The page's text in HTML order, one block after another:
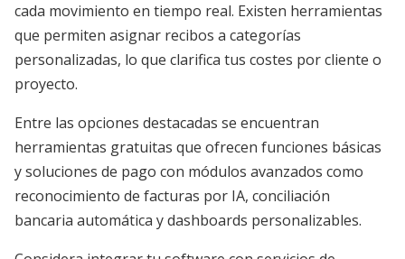
cada movimiento en tiempo real. Existen herramientas
que permiten asignar recibos a categorías
personalizadas, lo que clarifica tus costes por cliente o
proyecto.
Entre las opciones destacadas se encuentran
herramientas gratuitas que ofrecen funciones básicas
y soluciones de pago con módulos avanzados como
reconocimiento de facturas por IA, conciliación
bancaria automática y dashboards personalizables.